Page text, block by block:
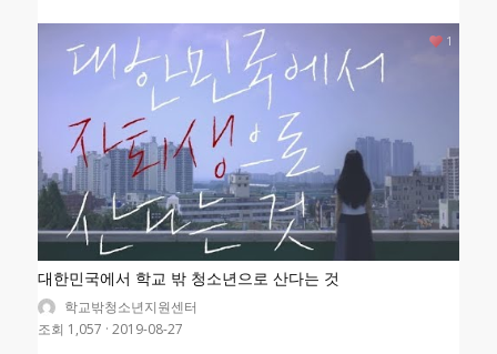
대한민국에서 학교 밖 청소년으로 산다는 것
학교밖청소년지원센터
조회 1,057 · 2019-08-27
1